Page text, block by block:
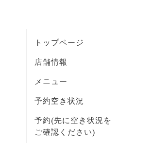
トップページ
店舗情報
メニュー
予約空き状況
予約(先に空き状況を
ご確認ください)